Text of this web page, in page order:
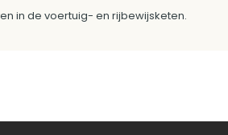
in de voertuig- en rijbewijsketen.